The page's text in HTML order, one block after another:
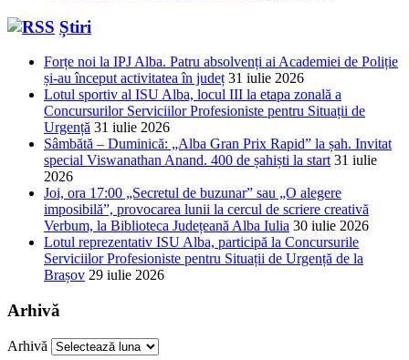
Știri
Forțe noi la IPJ Alba. Patru absolvenți ai Academiei de Poliție
și-au început activitatea în județ 31 iulie 2026
Lotul sportiv al ISU Alba, locul III la etapa zonală a
Concursurilor Serviciilor Profesioniste pentru Situații de
Urgență 31 iulie 2026
Sâmbătă – Duminică: „Alba Gran Prix Rapid” la șah. Invitat
special Viswanathan Anand. 400 de șahiști la start 31 iulie
2026
Joi, ora 17:00 „Secretul de buzunar” sau „O alegere
imposibilă”, provocarea lunii la cercul de scriere creativă
Verbum, la Biblioteca Județeană Alba Iulia 30 iulie 2026
Lotul reprezentativ ISU Alba, participă la Concursurile
Serviciilor Profesioniste pentru Situații de Urgență de la
Brașov 29 iulie 2026
Arhivă
Arhivă